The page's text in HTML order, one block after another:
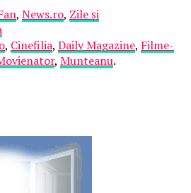
, News.ro, Zile și
, Cinefilia, Daily Magazine, Filme-
, Munteanu.